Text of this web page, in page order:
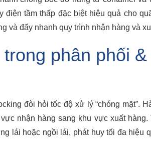
tầm thấp đặc biệt hiệu quả cho
và đẩy nhanh quy trình nhận hàng và
phân phối &
đòi hỏi tốc độ xử lý “chóng mặt”.
nhận hàng sang khu vực xuất hàng.
lái hoặc ngồi lái, phát huy tối đa hiệu